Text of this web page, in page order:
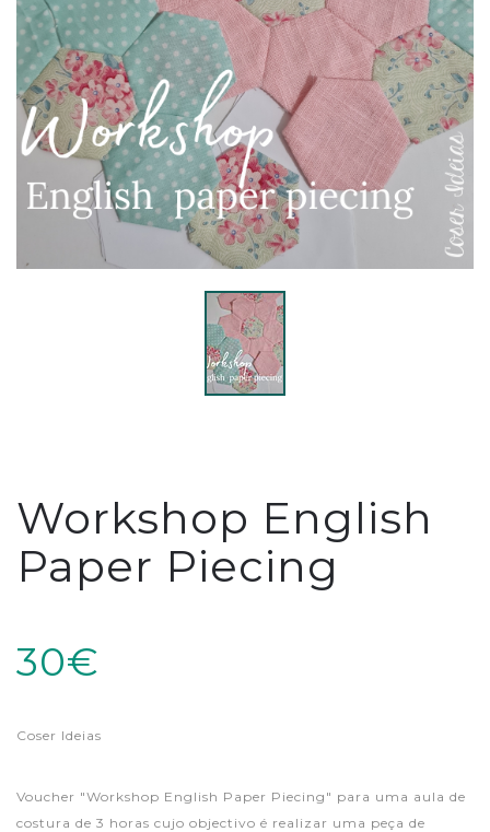
Workshop English
Paper Piecing
30€
Coser Ideias
Voucher "Workshop English Paper Piecing" para uma aula de
costura de 3 horas cujo objectivo é realizar uma peça de